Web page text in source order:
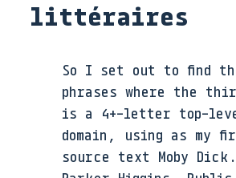
littéraires
So I set out to find
phrases where the
is a 4+-letter top-
domain, using as my
source text Moby Dick.